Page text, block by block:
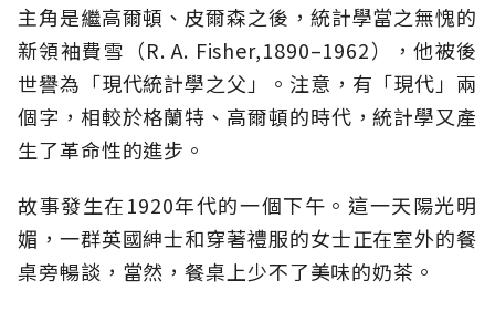
主角是繼高爾頓、皮爾森之後，統計學當之無愧的
新領袖費雪（R. A. Fisher,1890–1962），他被後
世譽為「現代統計學之父」。注意，有「現代」兩
個字，相較於格蘭特、高爾頓的時代，統計學又產
生了革命性的進步。
故事發生在1920年代的一個下午。這一天陽光明
媚，一群英國紳士和穿著禮服的女士正在室外的餐
桌旁暢談，當然，餐桌上少不了美味的奶茶。